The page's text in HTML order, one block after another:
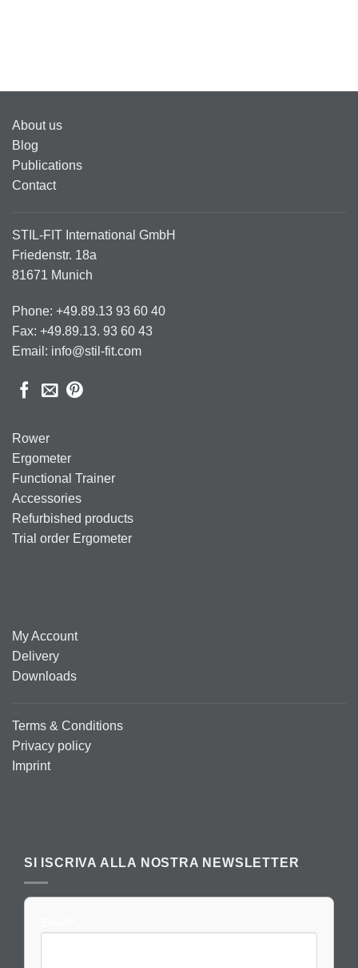
About us
Blog
Publications
Contact
STIL-FIT International GmbH
Friedenstr. 18a
81671 Munich
Phone: +49.89.13 93 60 40
Fax: +49.89.13. 93 60 43
Email: info@stil-fit.com
Rower
Ergometer
Functional Trainer
Accessories
Refurbished products
Trial order Ergometer
My Account
Delivery
Downloads
Terms & Conditions
Privacy policy
Imprint
SI ISCRIVA ALLA NOSTRA NEWSLETTER